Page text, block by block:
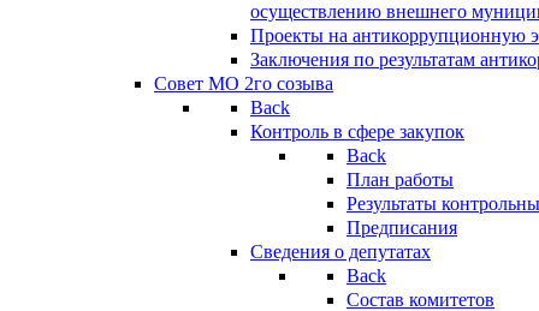
осуществлению внешнего
Проекты на антикоррупционную
Заключения по результатам
Совет МО 2го созыва
Back
Контроль в сфере закупок
Back
План работы
Результаты
Предписания
Сведения о депутатах
Back
Состав комитетов